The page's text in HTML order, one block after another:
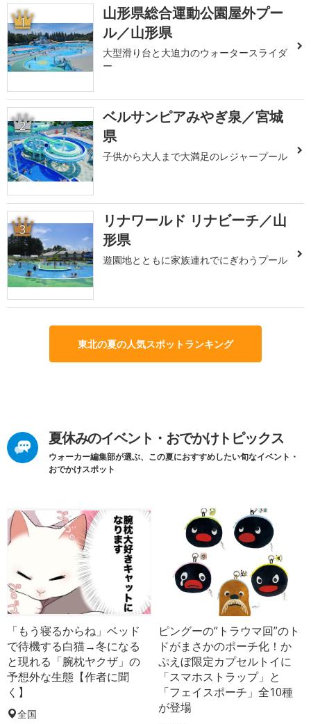
1
山形県総合運動公園屋外プー
ル／山形県
大型滑り台と大迫力のウォータースライダ
ー
2
ベルサンピアみやぎ泉／宮城
県
子供から大人まで大満足のレジャープール
3
リナワールド リナビーチ／山
形県
遊園地とともに家族連れでにぎわうプール
東北の夏の人気スポットランキング
夏休みのイベント・おでかけトピックス
ウォーカー編集部が選ぶ、この夏におすすめしたい旬なイベント・
おでかけスポット
「もう寝るからね」ベッド
で待機する白猫→冬になる
と現れる「腕枕ヤクザ」の
予想外な生態【作者に聞
く】
全国
ピングーの“トラウマ回”のト
ドがまさかのポーチ化！か
ぷえぼ限定カプセルトイに
「スマホストラップ」と
「フェイスポーチ」全10種
が登場